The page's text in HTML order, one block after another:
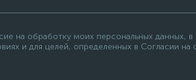
на обработку моих персональных данных,
и для целей, определенных в Согласии на